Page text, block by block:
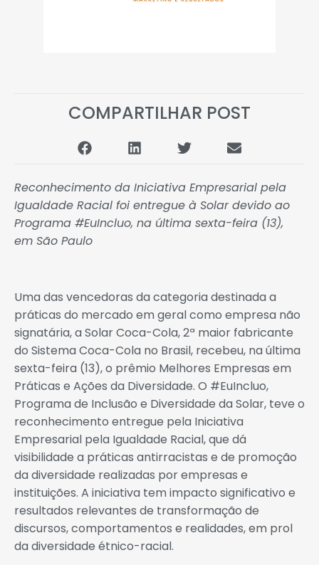
COMPARTILHAR POST
Reconhecimento da Iniciativa Empresarial pela
Igualdade Racial foi entregue à Solar devido ao
Programa #EuIncluo, na última sexta-feira (13),
em São Paulo
Uma das vencedoras da categoria destinada a
práticas do mercado em geral como empresa não
signatária, a Solar Coca-Cola, 2ª maior fabricante
do Sistema Coca-Cola no Brasil, recebeu, na última
sexta-feira (13), o prêmio Melhores Empresas em
Práticas e Ações da Diversidade. O #EuIncluo,
Programa de Inclusão e Diversidade da Solar, teve o
reconhecimento entregue pela Iniciativa
Empresarial pela Igualdade Racial, que dá
visibilidade a práticas antirracistas e de promoção
da diversidade realizadas por empresas e
instituições. A iniciativa tem impacto significativo e
resultados relevantes de transformação de
discursos, comportamentos e realidades, em prol
da diversidade étnico-racial.